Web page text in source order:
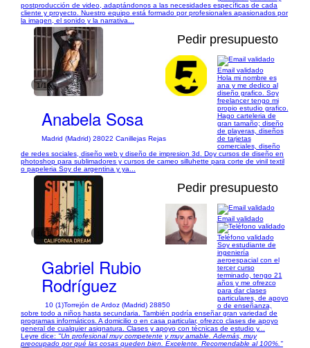
postproducción de video, adaptándonos a las necesidades específicas de cada
cliente y proyecto. Nuestro equipo está formado por profesionales apasionados por
la imagen, el sonido y la narrativa...
1/18
Pedir presupuesto
Anabela Sosa
Madrid (Madrid) 28022 Canillejas Rejas
Email validado
Hola mi nombre es
ana y me dedico al
diseño grafico. Soy
freelancer tengo mi
propio estudio grafico.
Hago carteleria de
gran tamaño; diseño
de playeras, diseños
de tarjetas
comerciales, diseño
de redes sociales, diseño web y diseño de impresion 3d. Doy cursos de diseño en
photoshop para sublimadores y cursos de cameo silluhette para corte de vinil textil
o papeleria Soy de argentina y ya...
1/16
Pedir presupuesto
Gabriel Rubio
Rodríguez
10 (1)Torrejón de Ardoz (Madrid) 28850
Email validado
Teléfono validado
Soy estudiante de
ingeniería
aeroespacial con el
tercer curso
terminado, tengo 21
años y me ofrezco
para dar clases
particulares, de apoyo
o de enseñanza,
sobre todo a niños hasta secundaria. También podría enseñar gran variedad de
programas informáticos. A domicilio o en casa particular, ofrezco clases de apoyo
general de cualquier asignatura. Clases y apoyo con técnicas de estudio y...
Leyre dice: "Un profesional muy competente y muy amable. Además, muy
preocupado por qué las cosas queden bien. Excelente. Recomendable al 100%."